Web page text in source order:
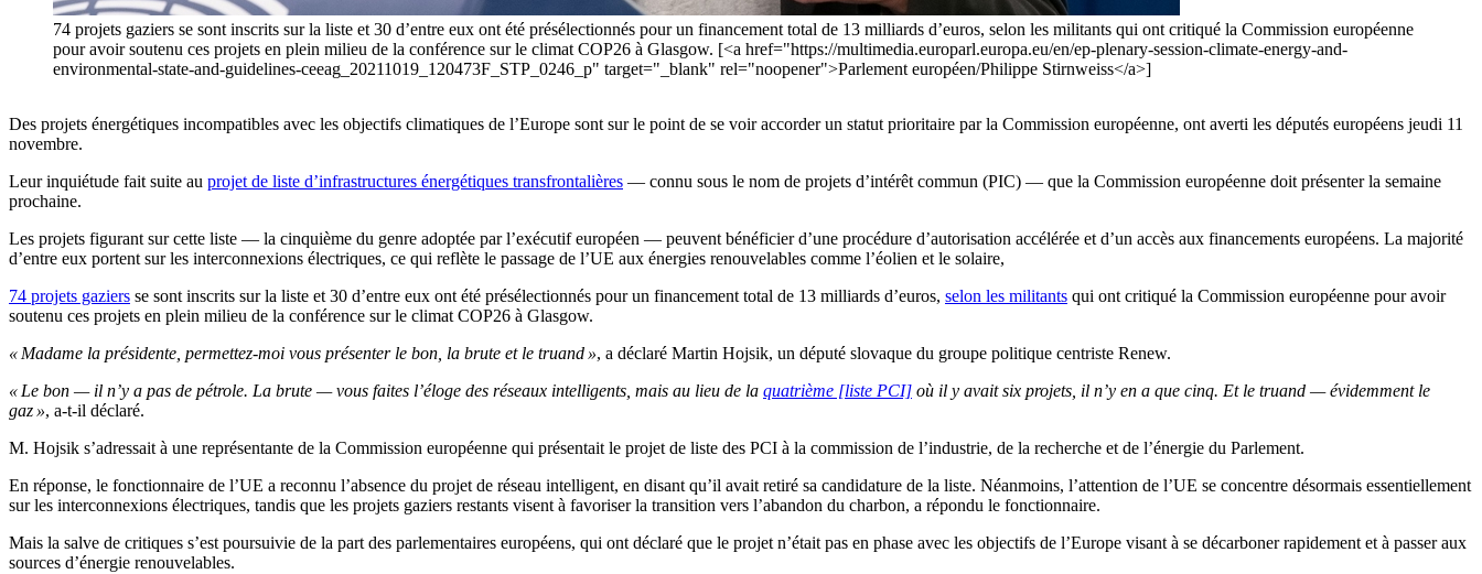
74 projets gaziers se sont inscrits sur la liste et 30 d’entre eux ont été présélectionnés pour un financement total de 13 milliards d’euros, selon les militants qui ont critiqué la Commission européenne
pour avoir soutenu ces projets en plein milieu de la conférence sur le climat COP26 à Glasgow. [<a href="https://multimedia.europarl.europa.eu/en/ep-plenary-session-climate-energy-and-
environmental-state-and-guidelines-ceeag_20211019_120473F_STP_0246_p" target="_blank" rel="noopener">Parlement européen/Philippe Stirnweiss</a>]
Des projets énergétiques incompatibles avec les objectifs climatiques de l’Europe sont sur le point de se voir accorder un statut prioritaire par la Commission européenne, ont averti les députés européens jeudi 11
novembre.
Leur inquiétude fait suite au projet de liste d’infrastructures énergétiques transfrontalières — connu sous le nom de projets d’intérêt commun (PIC) — que la Commission européenne doit présenter la semaine
prochaine.
Les projets figurant sur cette liste — la cinquième du genre adoptée par l’exécutif européen — peuvent bénéficier d’une procédure d’autorisation accélérée et d’un accès aux financements européens. La majorité
d’entre eux portent sur les interconnexions électriques, ce qui reflète le passage de l’UE aux énergies renouvelables comme l’éolien et le solaire,
74 projets gaziers se sont inscrits sur la liste et 30 d’entre eux ont été présélectionnés pour un financement total de 13 milliards d’euros, selon les militants qui ont critiqué la Commission européenne pour avoir
soutenu ces projets en plein milieu de la conférence sur le climat COP26 à Glasgow.
« Madame la présidente, permettez-moi vous présenter le bon, la brute et le truand », a déclaré Martin Hojsik, un député slovaque du groupe politique centriste Renew.
« Le bon — il n’y a pas de pétrole. La brute — vous faites l’éloge des réseaux intelligents, mais au lieu de la quatrième [liste PCI] où il y avait six projets, il n’y en a que cinq. Et le truand — évidemment le
gaz », a-t-il déclaré.
M. Hojsik s’adressait à une représentante de la Commission européenne qui présentait le projet de liste des PCI à la commission de l’industrie, de la recherche et de l’énergie du Parlement.
En réponse, le fonctionnaire de l’UE a reconnu l’absence du projet de réseau intelligent, en disant qu’il avait retiré sa candidature de la liste. Néanmoins, l’attention de l’UE se concentre désormais essentiellement
sur les interconnexions électriques, tandis que les projets gaziers restants visent à favoriser la transition vers l’abandon du charbon, a répondu le fonctionnaire.
Mais la salve de critiques s’est poursuivie de la part des parlementaires européens, qui ont déclaré que le projet n’était pas en phase avec les objectifs de l’Europe visant à se décarboner rapidement et à passer aux
sources d’énergie renouvelables.